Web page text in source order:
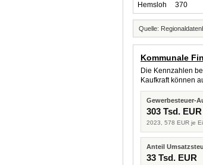
Hemsloh 370
Quelle:
Kommunale
Die Kennzahlen
Kaufkraft können
Gewerbesteuer-
303 Tsd. EUR
2023, 578 EUR je
Anteil
33 Tsd. EUR